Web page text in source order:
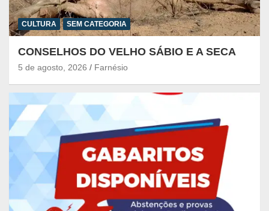
CULTURA SEM CATEGORIA
CONSELHOS DO VELHO SÁBIO E A SECA
5 de agosto, 2026 Farnésio